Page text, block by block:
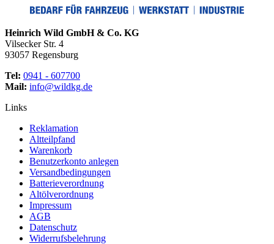
Heinrich Wild GmbH & Co. KG
Vilsecker Str. 4
93057 Regensburg
Tel: 0941 - 607700
Mail: info@wildkg.de
Links
Reklamation
Altteilpfand
Warenkorb
Benutzerkonto anlegen
Versandbedingungen
Batterieverordnung
Altölverordnung
Impressum
AGB
Datenschutz
Widerrufsbelehrung